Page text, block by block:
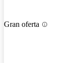
Gran oferta